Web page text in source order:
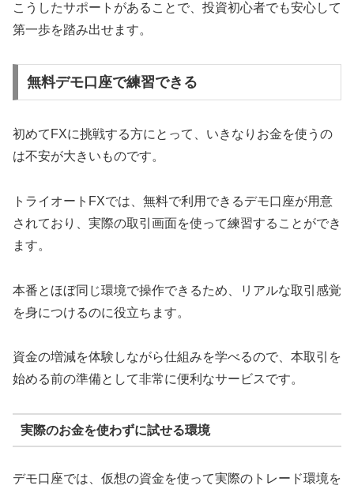
こうしたサポートがあることで、投資初心者でも安心して
第一歩を踏み出せます。
無料デモ口座で練習できる
初めてFXに挑戦する方にとって、いきなりお金を使うの
は不安が大きいものです。
トライオートFXでは、無料で利用できるデモ口座が用意
されており、実際の取引画面を使って練習することができ
ます。
本番とほぼ同じ環境で操作できるため、リアルな取引感覚
を身につけるのに役立ちます。
資金の増減を体験しながら仕組みを学べるので、本取引を
始める前の準備として非常に便利なサービスです。
実際のお金を使わずに試せる環境
デモ口座では、仮想の資金を使って実際のトレード環境を